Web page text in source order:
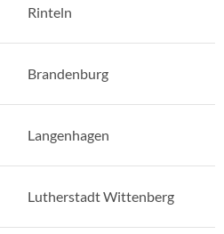
Rinteln
Brandenburg
Langenhagen
Lutherstadt Wittenberg